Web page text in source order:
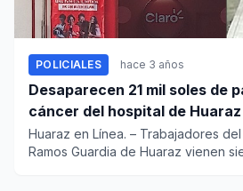
POLICIALES hace 3 años
Desaparecen 21 mil soles de
cáncer del hospital de Huaraz
Huaraz en Línea. – Trabajadores
Ramos Guardia de Huaraz vienen